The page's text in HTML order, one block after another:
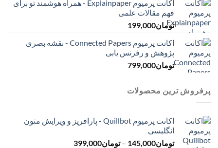
اکانت پرمیوم Explainpaper - همراه هوشمند تو برای
فهم مقالات علمی
تومان199,000
اکانت پرمیوم Connected Papers - نقشه بصری
پژوهش و رفرنس یابی
تومان799,000
پرفروش ترین محصولات
اکانت پرمیوم Quillbot - پارافریز و ویرایش متون
انگلیسی
تومان145,000
– تومان399,000